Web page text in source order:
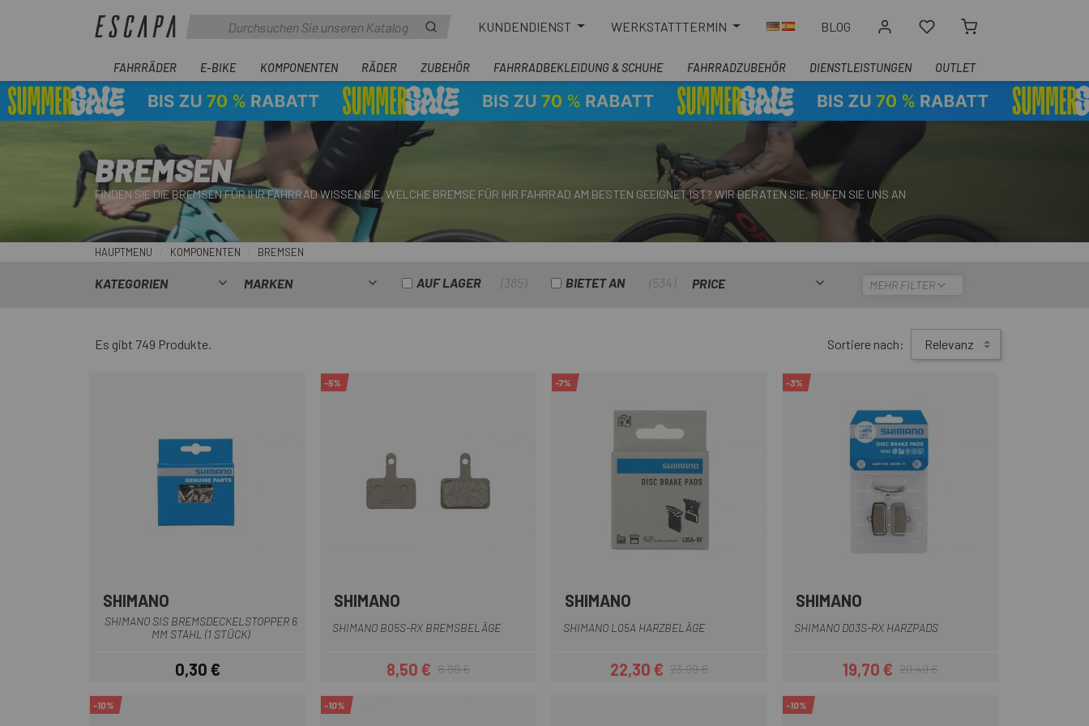
KUNDENDIENST WERKSTATTTERMIN BLOG
FAHRRÄDER E-BIKE KOMPONENTEN RÄDER ZUBEHÖR FAHRRADBEKLEIDUNG & SCHUHE FAHRRADZUBEHÖR DIENSTLEISTUNGEN OUTLET
BREMSEN
FINDEN SIE DIE BREMSEN FÜR IHR FAHRRAD WISSEN SIE, WELCHE BREMSE FÜR IHR FAHRRAD AM BESTEN GEEIGNET IST? WIR BERATEN SIE, RUFEN SIE UNS AN
HAUPTMENU KOMPONENTEN BREMSEN
KATEGORIEN MARKEN AUF LAGER 385 BIETET AN 534 PRICE MEHR FILTER
Es gibt 749 Produkte. Sortiere nach: Relevanz
SHIMANO
SHIMANO SIS BREMSDECKELSTOPPER 6
MM STAHL (1 STÜCK)
Preis
0,30 €
-5%
SHIMANO
SHIMANO B05S-RX BREMSBELÄGE
Preis
8,50 €Regulärer Preis
8,99 €
-7%
SHIMANO
SHIMANO L05A HARZBELÄGE
Preis
22,30 €Regulärer Preis
23,99 €
-3%
SHIMANO
SHIMANO D03S-RX HARZPADS
Preis
19,70 €Regulärer Preis
20,49 €
-10% -10% -10%